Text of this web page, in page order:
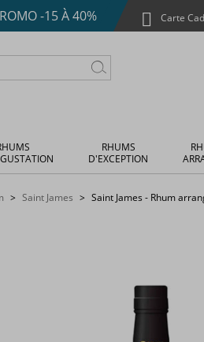
-15 À 40% Carte
RHUMS
D'EXCEPTION
Saint James Saint James - Rhum